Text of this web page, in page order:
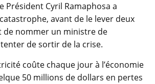
Président Cyril Ramaphosa a
avant de le lever deux
de nommer un ministre de
de sortir de la crise.
coûte chaque jour à l’économie
50 millions de dollars en pertes